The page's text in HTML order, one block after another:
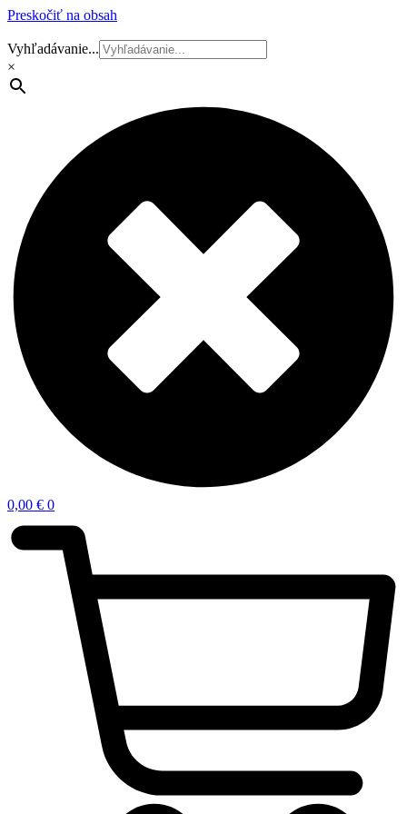
Preskočiť na obsah
Vyhľadávanie...
×
0,00 € 0